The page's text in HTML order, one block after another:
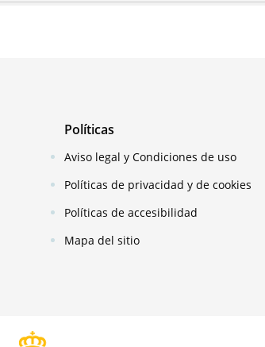
Políticas
Aviso legal y Condiciones de uso
Políticas de privacidad y de cookies
Políticas de accesibilidad
Mapa del sitio